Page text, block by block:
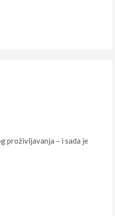
proživljavanja – i sada je